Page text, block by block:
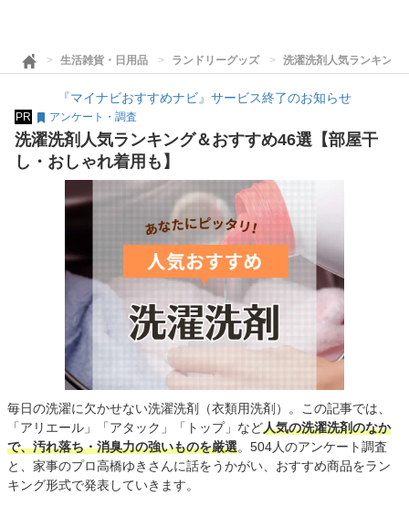
生活雑貨・日用品 ランドリーグッズ 洗濯洗剤人気ランキング
『マイナビおすすめナビ』サービス終了のお知らせ
PR アンケート・調査
洗濯洗剤人気ランキング＆おすすめ46選【部屋干
し・おしゃれ着用も】
毎日の洗濯に欠かせない洗濯洗剤（衣類用洗剤）。この記事では、
「アリエール」「アタック」「トップ」など人気の洗濯洗剤のなか
で、汚れ落ち・消臭力の強いものを厳選。504人のアンケート調査
と、家事のプロ高橋ゆきさんに話をうかがい、おすすめ商品をラン
キング形式で発表していきます。